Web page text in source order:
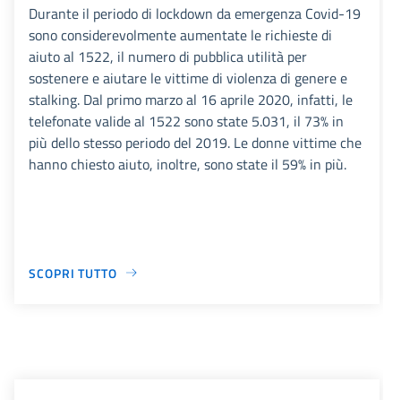
Durante il periodo di lockdown da emergenza Covid-19
sono considerevolmente aumentate le richieste di
aiuto al 1522, il numero di pubblica utilità per
sostenere e aiutare le vittime di violenza di genere e
stalking. Dal primo marzo al 16 aprile 2020, infatti, le
telefonate valide al 1522 sono state 5.031, il 73% in
più dello stesso periodo del 2019. Le donne vittime che
hanno chiesto aiuto, inoltre, sono state il 59% in più.
SCOPRI TUTTO